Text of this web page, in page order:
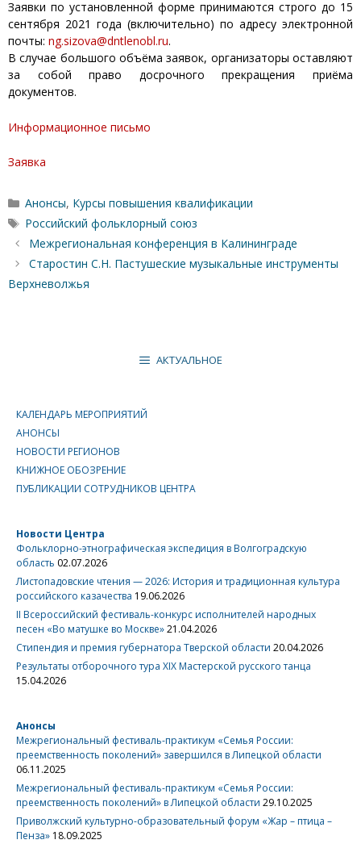
Заявки по установленной форме принимаются строго до 15
сентября 2021 года (включительно) по адресу электронной
почты: ng.sizova@dntlenobl.ru.
В случае большого объёма заявок, организаторы оставляют
за собой право досрочного прекращения приёма
документов.
Информационное письмо
Заявка
Рубрики
Анонсы, Курсы повышения квалификации
Метки
Российский фольклорный союз
Межрегиональная конференция в Калининграде
Старостин С.Н. Пастушеские музыкальные инструменты
Верхневолжья
АКТУАЛЬНОЕ
КАЛЕНДАРЬ МЕРОПРИЯТИЙ
АНОНСЫ
НОВОСТИ РЕГИОНОВ
КНИЖНОЕ ОБОЗРЕНИЕ
ПУБЛИКАЦИИ СОТРУДНИКОВ ЦЕНТРА
Новости Центра
Фольклорно-этнографическая экспедиция в Волгоградскую
область 02.07.2026
Листопадовские чтения — 2026: История и традиционная культура
российского казачества 19.06.2026
II Всероссийский фестиваль-конкурс исполнителей народных
песен «Во матушке во Москве»21.04.2026
Стипендия и премия губернатора Тверской области 20.04.2026
Результаты отборочного тура XIX Мастерской русского танца
15.04.2026
Анонсы
Межрегиональный фестиваль-практикум «Семья России:
преемственность поколений» завершился в Липецкой области
06.11.2025
Межрегиональный фестиваль-практикум «Семья России:
преемственность поколений» в Липецкой области 29.10.2025
Приволжский культурно-образовательный форум «Жар – птица –
Пенза» 18.09.2025